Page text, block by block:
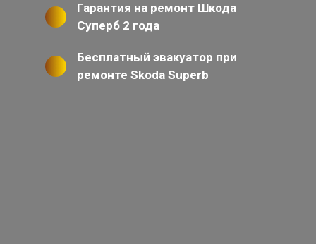
Гарантия на ремонт Шкода
Суперб 2 года
Бесплатный эвакуатор при
ремонте Skoda Superb